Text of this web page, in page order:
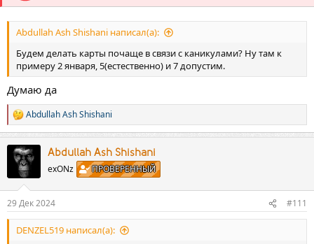
Abdullah Ash Shishani написал(а):
Будем делать карты почаще в связи с каникулами? Ну там к
примеру 2 января, 5(естественно) и 7 допустим.
Думаю да
Р
е
к
ц
Abdullah Ash Shishani
Abdullah Ash Shishani
exONz ПРОВЕРЕННЫЙ
29 Дек 2024 #111
DENZEL519 написал(а):